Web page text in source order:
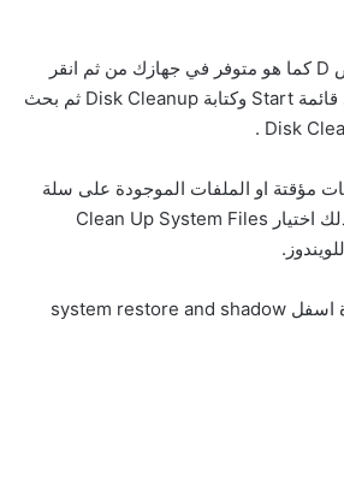
اذهب الى محرك الاقراص الذي تريد تنظيفة مثلا قرص C او قرص D كما هو متوفر في جهازك من ثم انقر
بزر الماوس الايمن علية ثن اختر Properties (او من البحث في قائمة Start وكتابة Disk Cleanup ثم بحث
مؤقتة او الملفات الموجودة على سلة
المهملات وغيرها من الملفات الغير هامة ويمكنك بالاضافة الي ذلك اختيار Clean Up System Files
اختيار تبويب More Option ثم اضغط علي Clean Up الموجودة اسفل system restore and shadow